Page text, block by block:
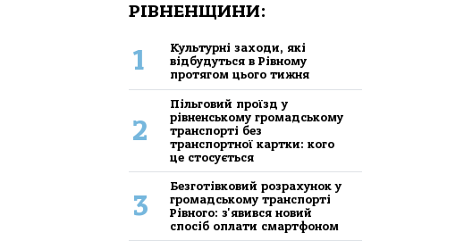
РІВНЕНЩИНИ:
1
Культурні заходи, які
відбудуться в Рівному
протягом цього тижня
2
Пільговий проїзд у
рівненському громадському
транспорті без
транспортної картки: кого
це стосується
3
Безготівковий розрахунок у
громадському транспорті
Рівного: з'явився новий
спосіб оплати смартфоном